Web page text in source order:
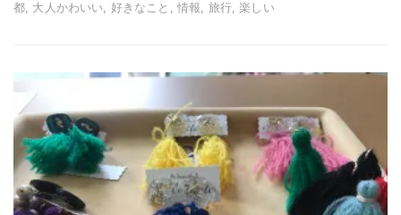
都, 大人かわいい, 好きなこと, 情報, 旅行, 楽しい